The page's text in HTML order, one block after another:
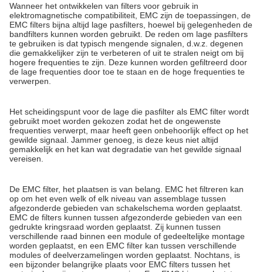
Wanneer het ontwikkelen van filters voor gebruik in
elektromagnetische compatibiliteit, EMC zijn de toepassingen, de
EMC filters bijna altijd lage pasfilters, hoewel bij gelegenheden de
bandfilters kunnen worden gebruikt. De reden om lage pasfilters
te gebruiken is dat typisch mengende signalen, d.w.z. degenen
die gemakkelijker zijn te verbeteren of uit te stralen neigt om bij
hogere frequenties te zijn. Deze kunnen worden gefiltreerd door
de lage frequenties door toe te staan en de hoge frequenties te
verwerpen.
Het scheidingspunt voor de lage die pasfilter als EMC filter wordt
gebruikt moet worden gekozen zodat het de ongewenste
frequenties verwerpt, maar heeft geen onbehoorlijk effect op het
gewilde signaal. Jammer genoeg, is deze keus niet altijd
gemakkelijk en het kan wat degradatie van het gewilde signaal
vereisen.
De EMC filter, het plaatsen is van belang. EMC het filtreren kan
op om het even welk of elk niveau van assemblage tussen
afgezonderde gebieden van schakelschema worden geplaatst.
EMC de filters kunnen tussen afgezonderde gebieden van een
gedrukte kringsraad worden geplaatst. Zij kunnen tussen
verschillende raad binnen een module of gedeeltelijke montage
worden geplaatst, en een EMC filter kan tussen verschillende
modules of deelverzamelingen worden geplaatst. Nochtans, is
een bijzonder belangrijke plaats voor EMC filters tussen het